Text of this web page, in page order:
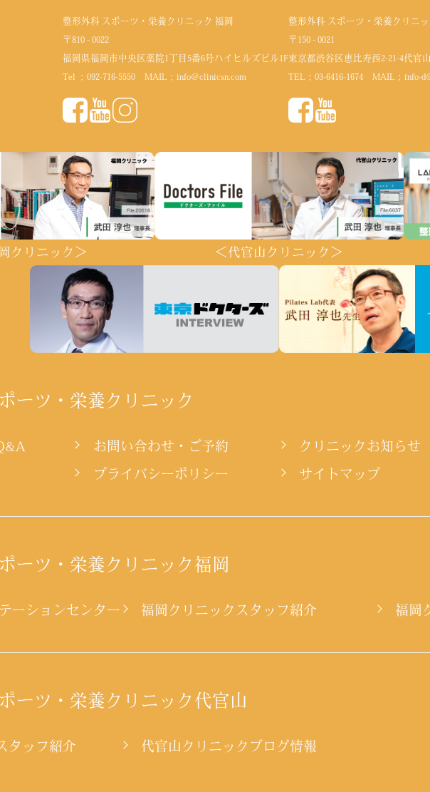
整形外科 スポーツ・栄養クリニック 福岡
〒810 - 0022
福岡県福岡市中央区薬院1丁目5番6号ハイヒルズビル1F
Tel ： 092-716-5550MAIL： info@clinicsn.com
整形外科 スポーツ・栄養クリニ
〒150 - 0021
東京都渋谷区恵比寿西2-21-4代官
TEL： 03-6416-1674MAIL： info-
クリニック＞ ＜代官山クリニック＞
ーツ・栄養クリニック
お問い合わせ・ご予約 クリニックお知らせ
プライバシーポリシー サイトマップ
ーツ・栄養クリニック福岡
ーションセンター 福岡クリニックスタッフ紹介 福岡
ーツ・栄養クリニック代官山
タッフ紹介 代官山クリニックブログ情報